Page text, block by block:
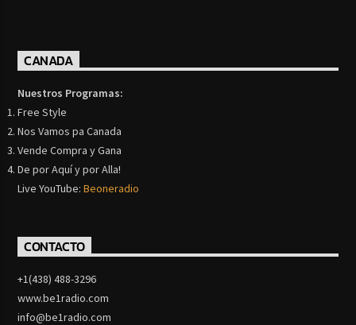
CANADA
Nuestros Programas:
Free Style
Nos Vamos pa Canada
Vende Compra y Gana
De por Aquí y por Alla!
Live YouTube:Beoneradio
CONTACTO
+1(438) 488-3296
www.be1radio.com
info@be1radio.com